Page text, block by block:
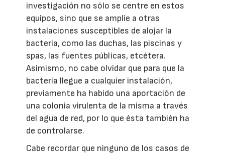
investigación no sólo se centre en estos
equipos, sino que se amplíe a otras
instalaciones susceptibles de alojar la
bacteria, como las duchas, las piscinas y
spas, las fuentes públicas, etcétera.
Asimismo, no cabe olvidar que para que la
bacteria llegue a cualquier instalación,
previamente ha habido una aportación de
una colonia virulenta de la misma a través
del agua de red, por lo que ésta también ha
de controlarse.
Cabe recordar que ninguno de los casos de